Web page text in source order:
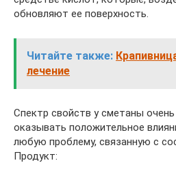
обновляют ее поверхность.
Читайте также:
лечение
Спектр свойств у сметаны
оказывать положительное
любую проблему, связанную с
Продукт: